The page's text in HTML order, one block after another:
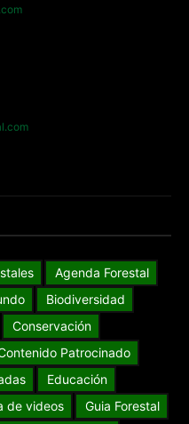
Agenda Forestal
Biodiversidad
Conservación
Patrocinado
Educación
de videos
Guia Forestal